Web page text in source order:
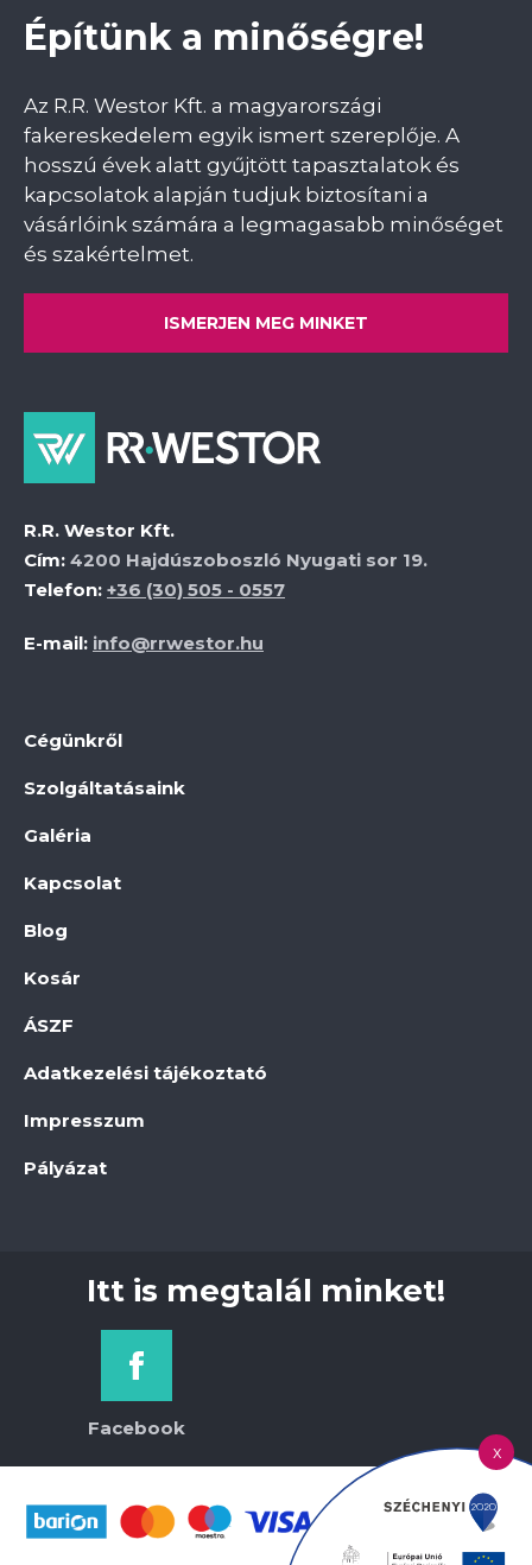
Építünk a minőségre!
Az R.R. Westor Kft. a magyarországi
fakereskedelem egyik ismert szereplője. A
hosszú évek alatt gyűjtött tapasztalatok és
kapcsolatok alapján tudjuk biztosítani a
vásárlóink számára a legmagasabb minőséget
és szakértelmet.
ISMERJEN MEG MINKET
R.R. Westor Kft.
Cím: 4200 Hajdúszoboszló Nyugati sor 19.
Telefon: +36 (30) 505 - 0557
E-mail: info@rrwestor.hu
Cégünkről
Szolgáltatásaink
Galéria
Kapcsolat
Blog
Kosár
ÁSZF
Adatkezelési tájékoztató
Impresszum
Pályázat
Itt is megtalál minket!
Facebook
x